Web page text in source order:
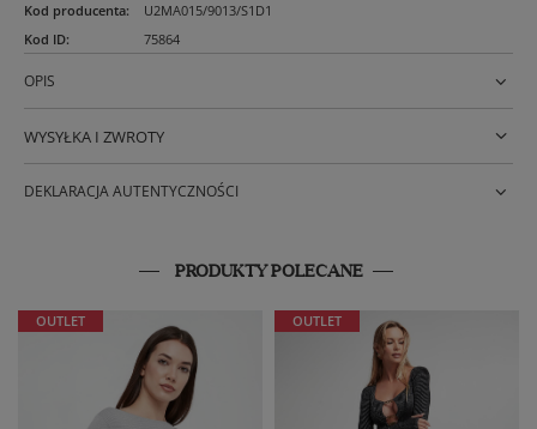
Kod producenta:
U2MA015/9013/S1D1
Kod ID: 75864
OPIS
WYSYŁKA I ZWROTY
DEKLARACJA AUTENTYCZNOŚCI
PRODUKTY POLECANE
OUTLET OUTLET